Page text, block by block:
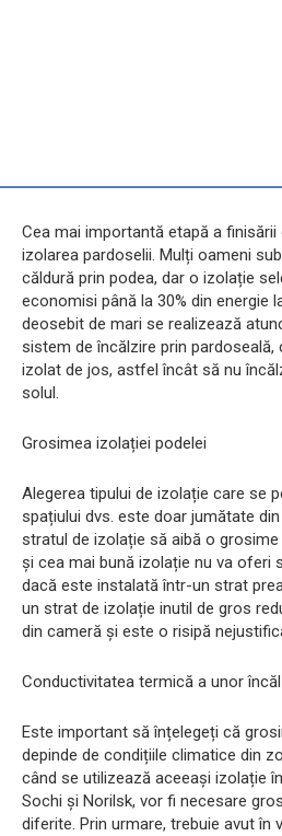
Cea mai importantă etapă a
izolarea pardoselii. Mulți oameni
căldură prin podea, dar o izolație
economisi până la 30% din energie
deosebit de mari se realizează
sistem de încălzire prin pardoseală,
izolat de jos, astfel încât să nu
solul.
Grosimea izolației podelei
Alegerea tipului de izolație care se
spațiului dvs. este doar jumătate
stratul de izolație să aibă o
și cea mai bună izolație nu va oferi
dacă este instalată într-un strat
un strat de izolație inutil de gros
din cameră și este o risipă
Conductivitatea termică a unor
Este important să înțelegeți că
depinde de condițiile climatice din
când se utilizează aceeași izolație
Sochi și Norilsk, vor fi necesare
diferite. Prin urmare, trebuie avut în